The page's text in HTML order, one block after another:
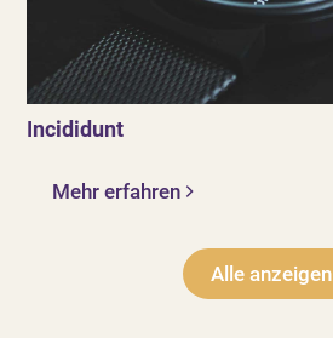
Incididunt
Mehr erfahren
Alle anzeigen